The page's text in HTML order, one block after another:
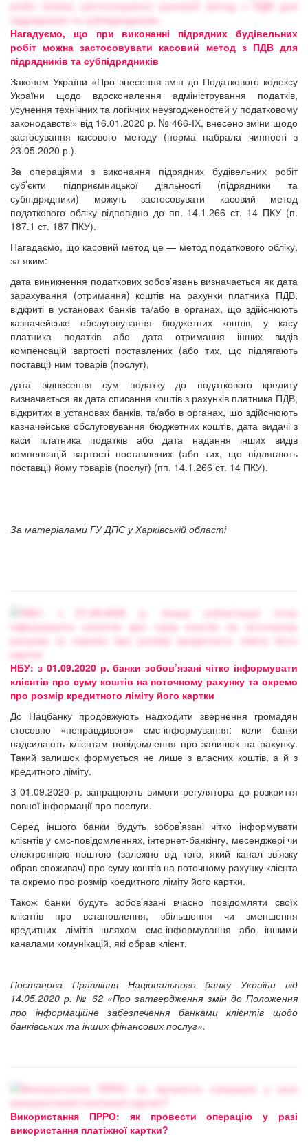
Нагадуємо, що при виконанні підрядних будівельних
робіт можна застосовувати касовий метод з ПДВ для
підрядників та субпідрядників
Законом України «Про внесення змін до Податкового кодексу
України щодо вдосконалення адміністрування податків,
усунення технічних та логічних неузгодженостей у податковому
законодавстві» від 16.01.2020 р. № 466-ІХ, внесено зміни щодо
застосування касового методу (норма набрала чинності з
23.05.2020 р.).
За операціями з виконання підрядних будівельних робіт
суб’єкти підприємницької діяльності (підрядники та
субпідрядники) можуть застосовувати касовий метод
податкового обліку відповідно до пп. 14.1.266 ст. 14 ПКУ (п.
187.1 ст. 187 ПКУ).
Нагадаємо, що касовий метод це — метод податкового обліку,
за яким:
дата виникнення податкових зобов’язань визначається як дата
зарахування (отримання) коштів на рахунки платника ПДВ,
відкриті в установах банків та/або в органах, що здійснюють
казначейське обслуговування бюджетних коштів, у касу
платника податків або дата отримання інших видів
компенсацій вартості поставлених (або тих, що підлягають
поставці) ним товарів (послуг),
дата віднесення сум податку до податкового кредиту
визначається як дата списання коштів з рахунків платника ПДВ,
відкритих в установах банків, та/або в органах, що здійснюють
казначейське обслуговування бюджетних коштів, дата видачі з
каси платника податків або дата надання інших видів
компенсацій вартості поставлених (або тих, що підлягають
поставці) йому товарів (послуг) (пп. 14.1.266 ст. 14 ПКУ).
За матеріалами ГУ ДПС у Харківській області
НБУ: з 01.09.2020 р. банки зобов’язані чітко інформувати
клієнтів про суму коштів на поточному рахунку та окремо
про розмір кредитного ліміту його картки
До Нацбанку продовжують надходити звернення громадян
стосовно «неправдивого» смс-інформування: коли банки
надсилають клієнтам повідомлення про залишок на рахунку.
Такий залишок формується не лише з власних коштів, а й з
кредитного ліміту.
З 01.09.2020 р. запрацюють вимоги регулятора до розкриття
повної інформації про послуги.
Серед іншого банки будуть зобов’язані чітко інформувати
клієнтів у смс-повідомленнях, інтернет-банкінгу, месенджері чи
електронною поштою (залежно від того, який канал зв’язку
обрав споживач) про суму коштів на поточному рахунку клієнта
та окремо про розмір кредитного ліміту його картки.
Також банки будуть зобов’язані вчасно повідомляти своїх
клієнтів про встановлення, збільшення чи зменшення
кредитних лімітів шляхом смс-інформування або іншими
каналами комунікацій, які обрав клієнт.
Постанова Правління Національного банку України від
14.05.2020 р. № 62 «Про затвердження змін до Положення
про інформаційне забезпечення банками клієнтів щодо
банківських та інших фінансових послуг».
Використання ПРРО: як провести операцію у разі
використання платіжної картки?